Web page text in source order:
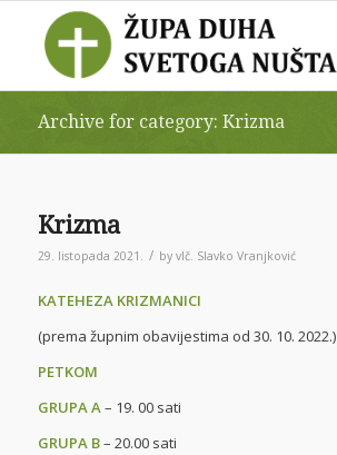
Archive for category: Krizma
Krizma
29. listopada 2021. / by vlč. Slavko Vranjković
KATEHEZA KRIZMANICI
(prema župnim obavijestima od 30. 10. 2022.)
PETKOM
GRUPA A– 19. 00 sati
GRUPA B– 20.00 sati